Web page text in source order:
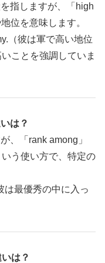
指しますが、「high
位を意味します。
（彼は軍で高い地位
ことを強調していま
は？
、「rank among」
う使い方で、特定の
は最優秀の中に入っ
は？